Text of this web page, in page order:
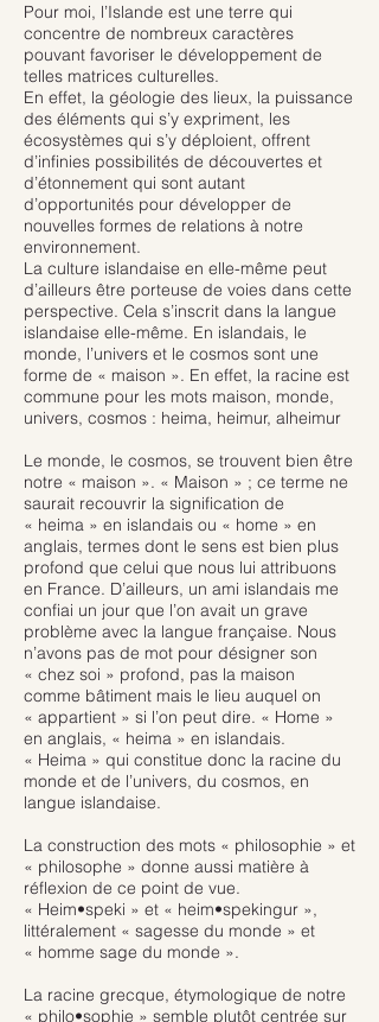
Pour moi, l’Islande est une terre qui
concentre de nombreux caractères
pouvant favoriser le développement de
telles matrices culturelles.
En effet, la géologie des lieux, la puissance
des éléments qui s’y expriment, les
écosystèmes qui s’y déploient, offrent
d’infinies possibilités de découvertes et
d’étonnement qui sont autant
d’opportunités pour développer de
nouvelles formes de relations à notre
environnement.
La culture islandaise en elle-même peut
d’ailleurs être porteuse de voies dans cette
perspective. Cela s’inscrit dans la langue
islandaise elle-même. En islandais, le
monde, l’univers et le cosmos sont une
forme de « maison ». En effet, la racine est
commune pour les mots maison, monde,
univers, cosmos : heima, heimur, alheimur
Le monde, le cosmos, se trouvent bien être
notre « maison ». « Maison » ; ce terme ne
saurait recouvrir la signification de
« heima » en islandais ou « home » en
anglais, termes dont le sens est bien plus
profond que celui que nous lui attribuons
en France. D’ailleurs, un ami islandais me
confiai un jour que l’on avait un grave
problème avec la langue française. Nous
n’avons pas de mot pour désigner son
« chez soi » profond, pas la maison
comme bâtiment mais le lieu auquel on
« appartient » si l’on peut dire. « Home »
en anglais, « heima » en islandais.
« Heima » qui constitue donc la racine du
monde et de l’univers, du cosmos, en
langue islandaise.
La construction des mots « philosophie » et
« philosophe » donne aussi matière à
réflexion de ce point de vue.
« Heim•speki » et « heim•spekingur »,
littéralement « sagesse du monde » et
« homme sage du monde ».
La racine grecque, étymologique de notre
« philo•sophie » semble plutôt centrée sur